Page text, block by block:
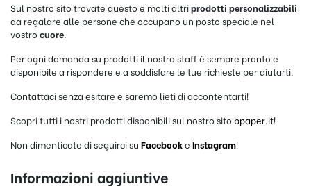
Sul nostro sito trovate questo e molti altriprodotti personalizzabili
da regalare alle persone che occupano un posto speciale nel
vostro cuore.
Per ogni domanda su prodotti il nostro staff è sempre pronto e
disponibile a rispondere e a soddisfare le tue richieste per aiutarti.
Contattaci senza esitare e saremo lieti di accontentarti!
Scopri tutti i nostri prodotti disponibili sul nostro sito bpaper.it!
Non dimenticate di seguirci su Facebooke Instagram!
Informazioni aggiuntive